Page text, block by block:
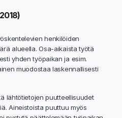
henkilöiden
alueella. Osa-aikaista työtä
yhden työpaikan ja esim.
muodostaa laskennallisesti
lähtötietojen puutteellisuudet
Aineistoista puuttuu myös